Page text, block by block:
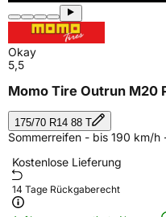
Okay
5,5
Momo Tire Outrun M20
175/70 R14 88 T
Sommerreifen - bis 190 km/h
Kostenlose Lieferung
14 Tage Rückgaberecht